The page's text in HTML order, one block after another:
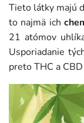
Tieto látky majú
to najmä ich
21 atómov
Usporiadanie
preto THC a